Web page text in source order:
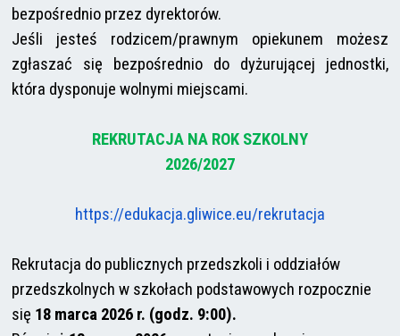
bezpośrednio przez dyrektorów.
Jeśli jesteś rodzicem/prawnym opiekunem możesz
zgłaszać się bezpośrednio do dyżurującej jednostki,
która dysponuje wolnymi miejscami.
REKRUTACJA NA ROK SZKOLNY
2026/2027
https://edukacja.gliwice.eu/rekrutacja
Rekrutacja do publicznych przedszkoli i oddziałów
przedszkolnych w szkołach podstawowych rozpocznie
się 18 marca 2026 r. (godz. 9:00).